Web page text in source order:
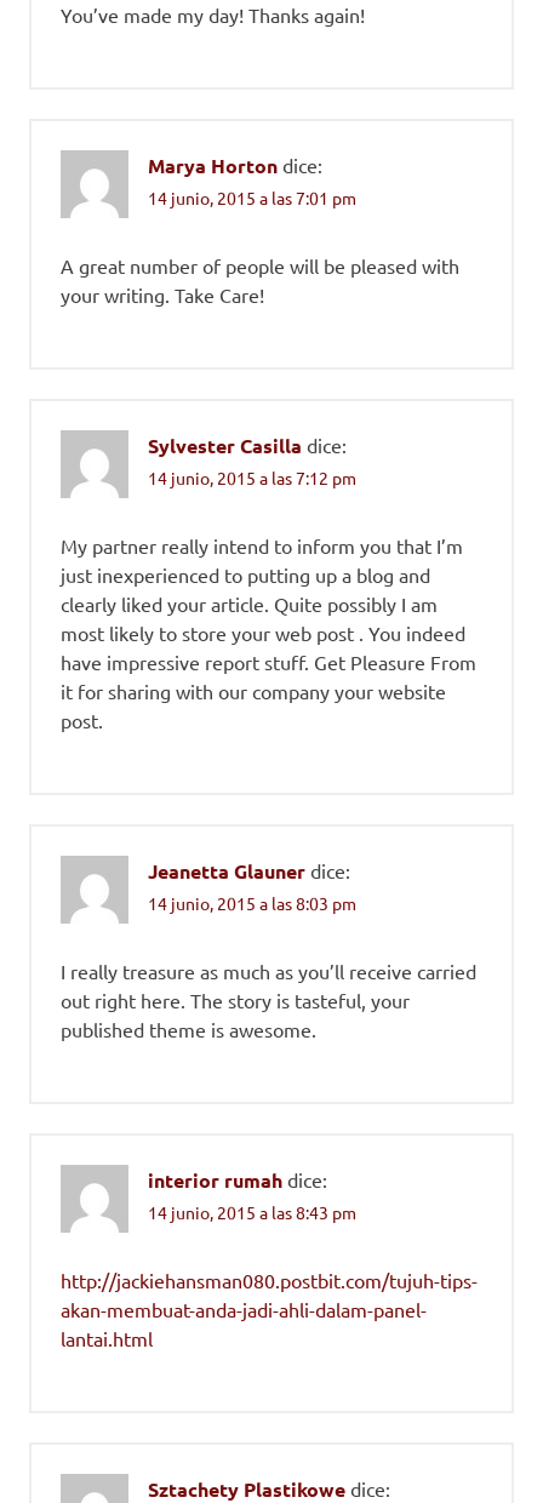
You’ve made my day! Thanks again!
Marya Horton dice:
14 junio, 2015 a las 7:01 pm
A great number of people will be pleased with
your writing. Take Care!
Sylvester Casilla dice:
14 junio, 2015 a las 7:12 pm
My partner really intend to inform you that I’m
just inexperienced to putting up a blog and
clearly liked your article. Quite possibly I am
most likely to store your web post . You indeed
have impressive report stuff. Get Pleasure From
it for sharing with our company your website
post.
Jeanetta Glauner dice:
14 junio, 2015 a las 8:03 pm
I really treasure as much as you’ll receive carried
out right here. The story is tasteful, your
published theme is awesome.
interior rumah dice:
14 junio, 2015 a las 8:43 pm
http://jackiehansman080.postbit.com/tujuh-tips-
akan-membuat-anda-jadi-ahli-dalam-panel-
lantai.html
Sztachety Plastikowe dice: